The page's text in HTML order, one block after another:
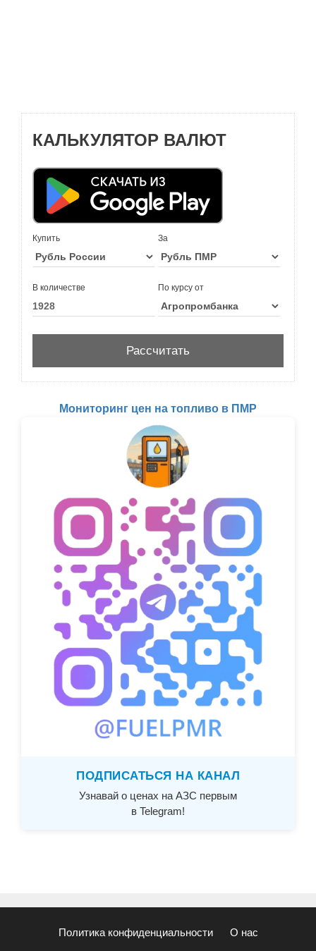
КАЛЬКУЛЯТОР ВАЛЮТ
Купить За
В количестве По курсу от
Мониторинг цен на топливо в ПМР
ПОДПИСАТЬСЯ НА КАНАЛ
Узнавай о ценах на АЗС первым
в Telegram!
Политика конфиденциальности О нас